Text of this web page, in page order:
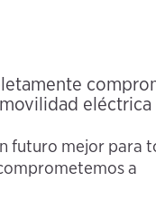
eléctrica
futuro mejor para
a